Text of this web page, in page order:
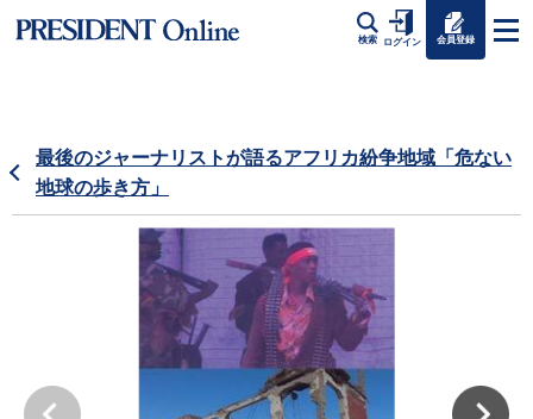
検索 ログイン 会員登録
最後のジャーナリストが語るアフリカ紛争地域「危ない
地球の歩き方」